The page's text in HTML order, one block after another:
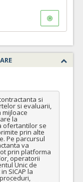
si
si evaluarii,
mijloace
la
ofertantilor se
prin alte
Pe parcursul
va
prin platforma
operatorii
Unic de
SICAP la